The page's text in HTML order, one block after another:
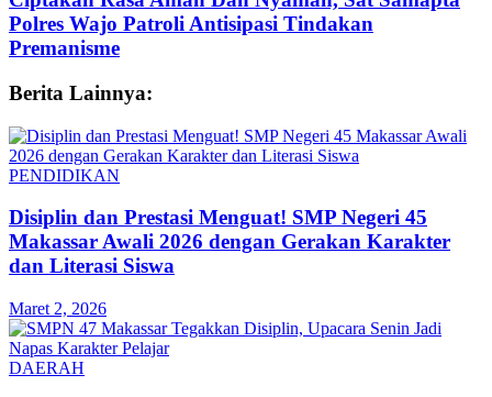
Polres Wajo Patroli Antisipasi Tindakan
Premanisme
Berita Lainnya:
PENDIDIKAN
Disiplin dan Prestasi Menguat! SMP Negeri 45
Makassar Awali 2026 dengan Gerakan Karakter
dan Literasi Siswa
Maret 2, 2026
DAERAH